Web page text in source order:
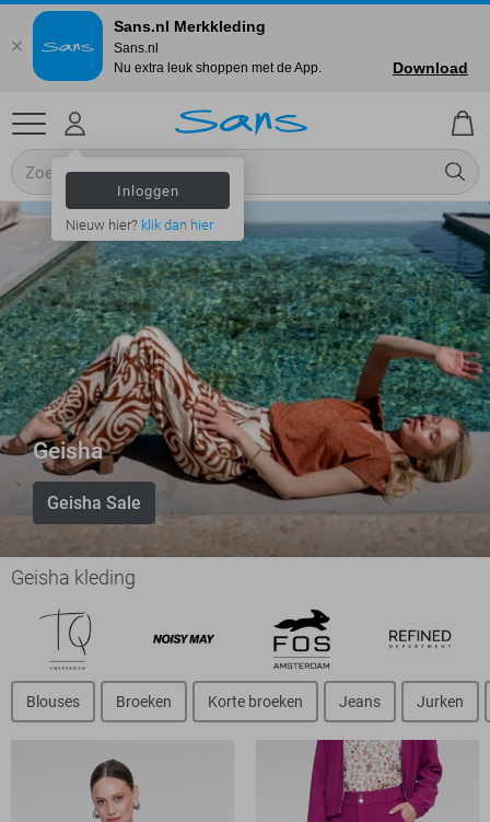
Inloggen
Nieuw hier? klik dan hier
Geisha
Geisha Sale
Geisha kleding
Blouses Broeken Korte broeken Jeans Jurken
Sans.nl Merkkleding
Sans.nl
Nu extra leuk shoppen met de App.
Download